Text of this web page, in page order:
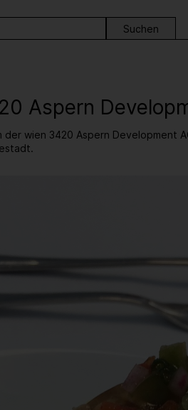
Aspern
wien 3420 Aspern Development